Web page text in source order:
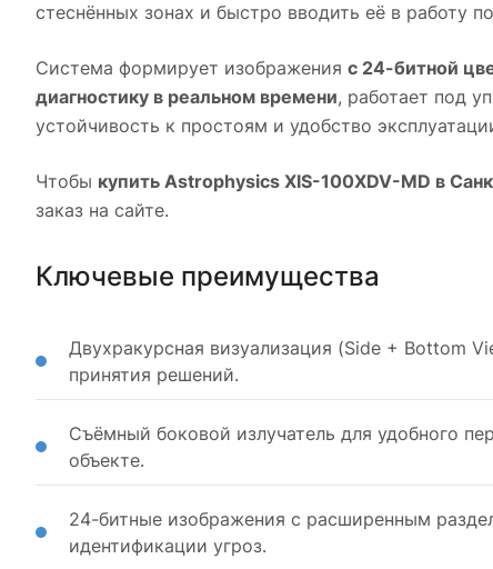
стеснённых зонах и быстро вводить её в работу
Система формирует изображения с 24-битной
диагностику в реальном времени, работает под
устойчивость к простоям и удобство
Чтобы купить Astrophysics XIS-100XDV-MD в
заказ на сайте.
Ключевые преимущества
Двухракурсная визуализация (Side + Bottom
принятия решений.
Съёмный боковой излучатель для удобного
объекте.
24-битные изображения с расширенным
идентификации угроз.